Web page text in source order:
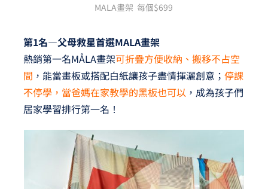
MALA畫架 每個$699
第1名—父母救星首選MALA畫架
熱銷第一名MÅLA畫架可折疊方便收納、搬移不占空
間 ，能當畫板或搭配白紙讓孩子盡情揮灑創意； 停課
不停學，當爸媽在家教學的黑板也可以 ，成為孩子們
居家學習排行第一名！